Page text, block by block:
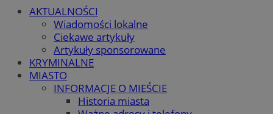
AKTUALNOŚCI
Wiadomości lokalne
Ciekawe artykuły
Artykuły sponsorowane
KRYMINALNE
MIASTO
INFORMACJE O MIEŚCIE
Historia miasta